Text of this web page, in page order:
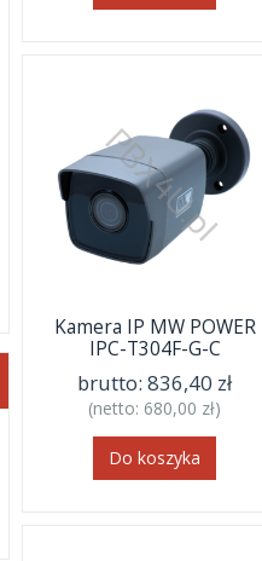
Kamera IP MW POWER
IPC-T304F-G-C
brutto:836,40 zł
(netto: 680,00 zł)
Do koszyka